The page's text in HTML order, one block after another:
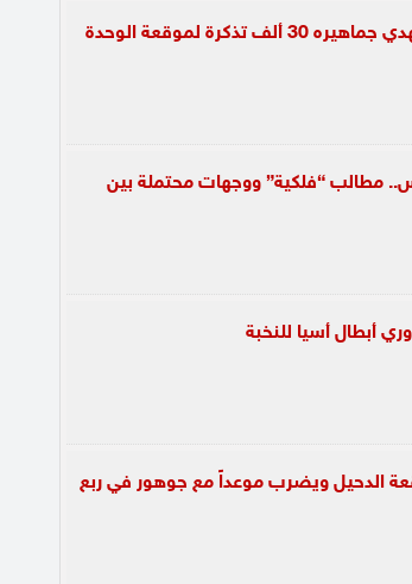
لضمان “القوة الكاملة”.. الاتحاد يهدي جماهيره 30 ألف تذكرة لموقعة الوحدة
مطالب “فلكية” ووجهات محتملة بين
أبطال أسيا للنخبة
الدحيل ويضرب موعداً مع جوهور في ربع